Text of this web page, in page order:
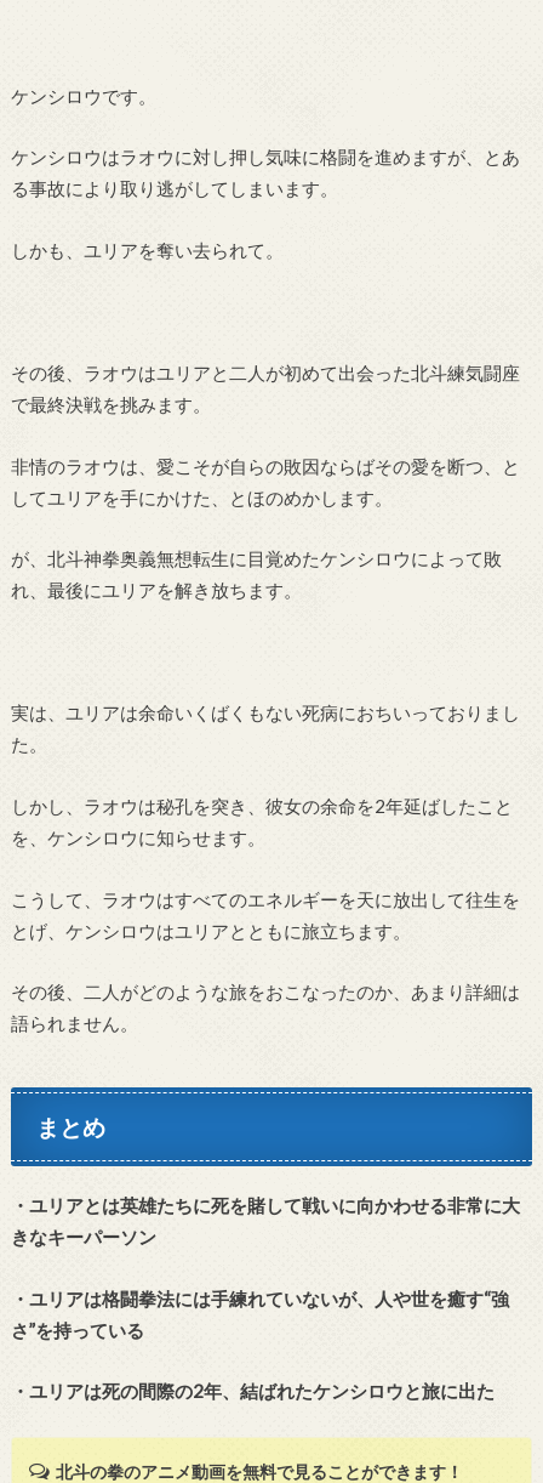
ケンシロウです。
ケンシロウはラオウに対し押し気味に格闘を進めますが、とあ
る事故により取り逃がしてしまいます。
しかも、ユリアを奪い去られて。
その後、ラオウはユリアと二人が初めて出会った北斗練気闘座
で最終決戦を挑みます。
非情のラオウは、愛こそが自らの敗因ならばその愛を断つ、と
してユリアを手にかけた、とほのめかします。
が、北斗神拳奥義無想転生に目覚めたケンシロウによって敗
れ、最後にユリアを解き放ちます。
実は、ユリアは余命いくばくもない死病におちいっておりまし
た。
しかし、ラオウは秘孔を突き、彼女の余命を2年延ばしたこと
を、ケンシロウに知らせます。
こうして、ラオウはすべてのエネルギーを天に放出して往生を
とげ、ケンシロウはユリアとともに旅立ちます。
その後、二人がどのような旅をおこなったのか、あまり詳細は
語られません。
まとめ
・ユリアとは英雄たちに死を賭して戦いに向かわせる非常に大
きなキーパーソン
・ユリアは格闘拳法には手練れていないが、人や世を癒す“強
さ”を持っている
・ユリアは死の間際の2年、結ばれたケンシロウと旅に出た
北斗の拳のアニメ動画を無料で見ることができます！